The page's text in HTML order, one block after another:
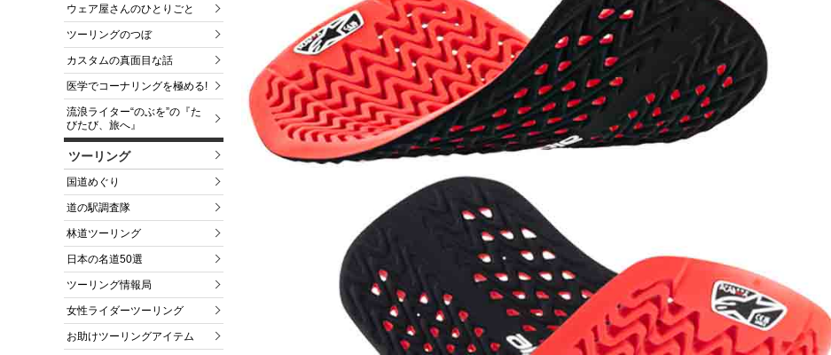
ウェア屋さんのひとりごと
ツーリングのつぼ
カスタムの真面目な話
医学でコーナリングを極める!
流浪ライター“のぶを”の『た
びたび、旅へ』
ツーリング
国道めぐり
道の駅調査隊
林道ツーリング
日本の名道50選
ツーリング情報局
女性ライダーツーリング
お助けツーリングアイテム